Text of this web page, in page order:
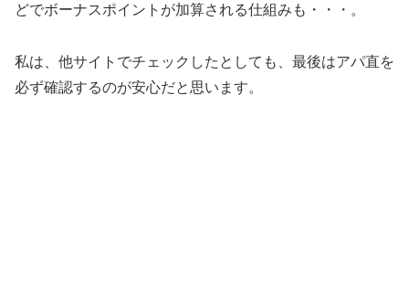
どでボーナスポイントが加算される仕組みも・・・。
私は、他サイトでチェックしたとしても、最後はアパ直を
必ず確認するのが安心だと思います。